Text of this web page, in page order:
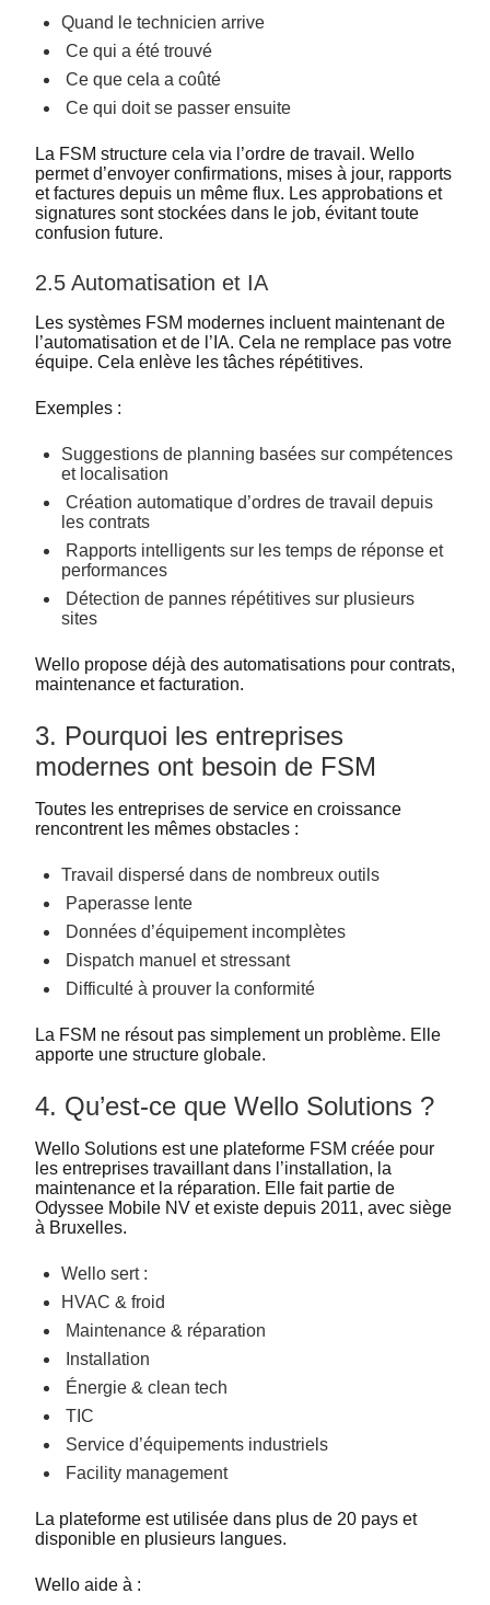
Quand le technicien arrive
Ce qui a été trouvé
Ce que cela a coûté
Ce qui doit se passer ensuite
La FSM structure cela via l’ordre de travail. Wello
permet d’envoyer confirmations, mises à jour, rapports
et factures depuis un même flux. Les approbations et
signatures sont stockées dans le job, évitant toute
confusion future.
2.5 Automatisation et IA
Les systèmes FSM modernes incluent maintenant de
l’automatisation et de l’IA. Cela ne remplace pas votre
équipe. Cela enlève les tâches répétitives.
Exemples :
Suggestions de planning basées sur compétences
et localisation
Création automatique d’ordres de travail depuis
les contrats
Rapports intelligents sur les temps de réponse et
performances
Détection de pannes répétitives sur plusieurs
sites
Wello propose déjà des automatisations pour contrats,
maintenance et facturation.
3. Pourquoi les entreprises
modernes ont besoin de FSM
Toutes les entreprises de service en croissance
rencontrent les mêmes obstacles :
Travail dispersé dans de nombreux outils
Paperasse lente
Données d’équipement incomplètes
Dispatch manuel et stressant
Difficulté à prouver la conformité
La FSM ne résout pas simplement un problème. Elle
apporte une structure globale.
4. Qu’est-ce que Wello Solutions ?
Wello Solutions est une plateforme FSM créée pour
les entreprises travaillant dans l’installation, la
maintenance et la réparation. Elle fait partie de
Odyssee Mobile NV et existe depuis 2011, avec siège
à Bruxelles.
Wello sert :
HVAC & froid
Maintenance & réparation
Installation
Énergie & clean tech
TIC
Service d’équipements industriels
Facility management
La plateforme est utilisée dans plus de 20 pays et
disponible en plusieurs langues.
Wello aide à :